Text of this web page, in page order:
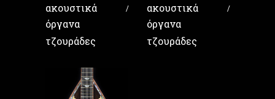
ακουστικά
όργανα
τζουράδες
ακουστικά
όργανα
τζουράδες